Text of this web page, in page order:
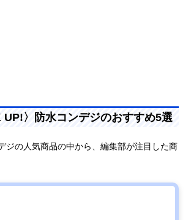
UP!〉防水コンデジのおすすめ5選
ジの人気商品の中から、編集部が注目した商